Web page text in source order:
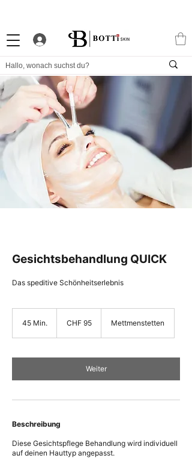
Gesichtsbehandlung QUICK
Das speditive Schönheitserlebnis
45 Min.
Schweizer
Franken
CHF 95 Mettmenstetten
Weiter
Beschreibung
Diese Gesichtspflege Behandlung wird individuell
auf deinen Hauttyp angepasst.